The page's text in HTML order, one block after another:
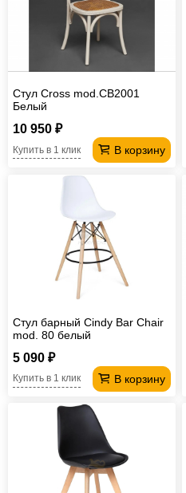
Стул Cross mod.CB2001
Белый
10 950 ₽
В корзину
Купить в 1 клик
Стул барный Cindy Bar Chair
mod. 80 белый
5 090 ₽
В корзину
Купить в 1 клик